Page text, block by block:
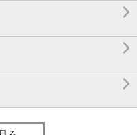


